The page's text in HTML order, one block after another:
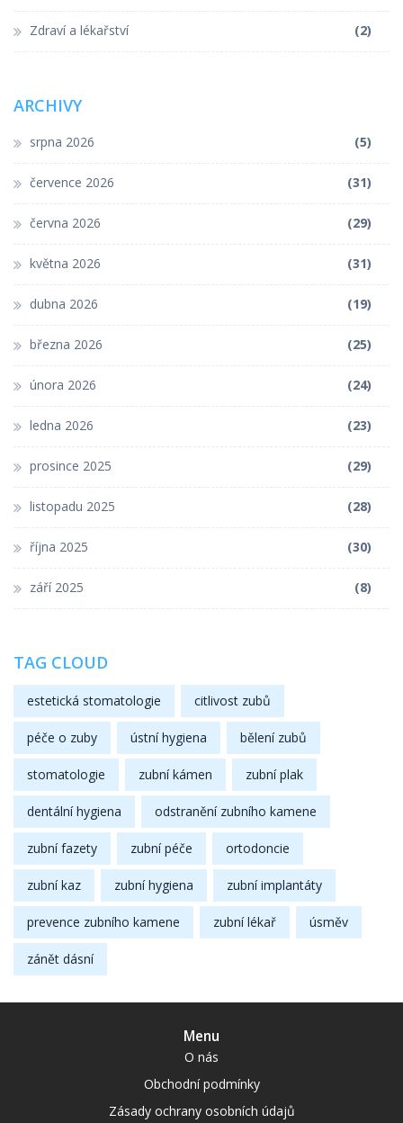
Zdraví a lékařství (2)
ARCHIVY
srpna 2026 (5)
července 2026 (31)
června 2026 (29)
května 2026 (31)
dubna 2026 (19)
března 2026 (25)
února 2026 (24)
ledna 2026 (23)
prosince 2025 (29)
listopadu 2025 (28)
října 2025 (30)
září 2025 (8)
TAG CLOUD
estetická stomatologie citlivost zubů
péče o zuby ústní hygiena bělení zubů
stomatologie zubní kámen zubní plak
dentální hygiena odstranění zubního kamene
zubní fazety zubní péče ortodoncie
zubní kaz zubní hygiena zubní implantáty
prevence zubního kamene zubní lékař úsměv
zánět dásní
Menu
O nás
Obchodní podmínky
Zásady ochrany osobních údajů